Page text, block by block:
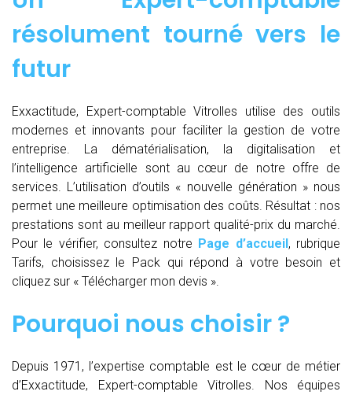
résolument tourné vers le
futur
Exxactitude, Expert-comptable Vitrolles utilise des outils
modernes et innovants pour faciliter la gestion de votre
entreprise. La dématérialisation, la digitalisation et
l’intelligence artificielle sont au cœur de notre offre de
services. L’utilisation d’outils « nouvelle génération » nous
permet une meilleure optimisation des coûts. Résultat : nos
prestations sont au meilleur rapport qualité-prix du marché.
Pour le vérifier, consultez notre Page d’accueil, rubrique
Tarifs, choisissez le Pack qui répond à votre besoin et
cliquez sur « Télécharger mon devis ».
Pourquoi nous choisir ?
Depuis 1971, l’expertise comptable est le cœur de métier
d’Exxactitude, Expert-comptable Vitrolles. Nos équipes